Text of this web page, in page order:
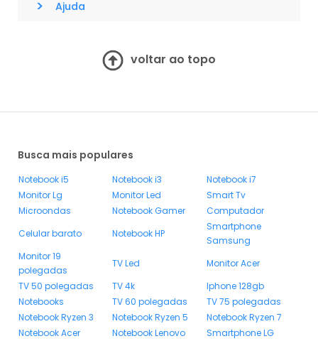
> Ajuda
voltar ao topo
Busca mais populares
Notebook i5 Notebook i3
Notebook i7
Monitor Lg
Monitor Led
Smart Tv
Microondas
Notebook Gamer
Computador
Celular barato
Notebook HP
Smartphone
Samsung
Monitor 19
polegadas
TV Led
Monitor Acer
TV 50 polegadas
TV 4k
Iphone 128gb
Notebooks
TV 60 polegadas
TV 75 polegadas
Notebook Ryzen 3
Notebook Ryzen 5
Notebook Ryzen 7
Notebook Acer
Notebook Lenovo
Smartphone LG